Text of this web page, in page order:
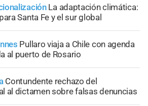
La adaptación climática:
Santa Fe y el sur global
Pullaro viaja a Chile con agenda
al puerto de Rosario
Contundente rechazo del
al dictamen sobre falsas denuncias